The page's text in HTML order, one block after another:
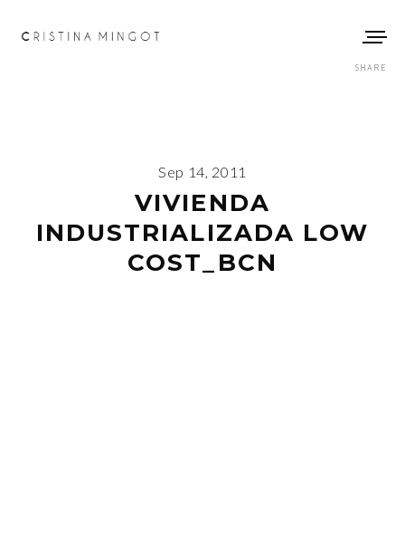
SHARE
Sep 14, 2011
VIVIENDA
INDUSTRIALIZADA LOW
COST_BCN